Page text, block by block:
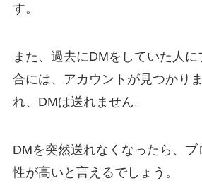
す。
また、過去にDMをしていた人
合には、アカウントが見つかり
れ、DMは送れません。
DMを突然送れなくなったら、
性が高いと言えるでしょう。